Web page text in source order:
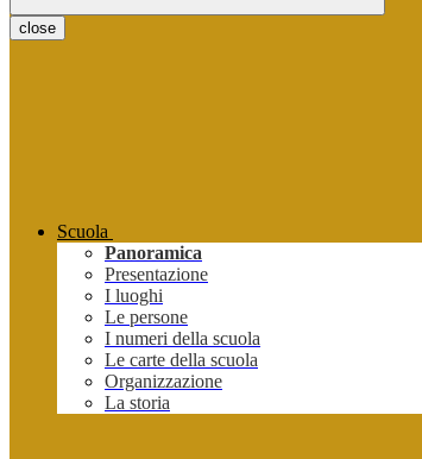
close
Scuola
Panoramica
Presentazione
I luoghi
Le persone
I numeri della scuola
Le carte della scuola
Organizzazione
La storia